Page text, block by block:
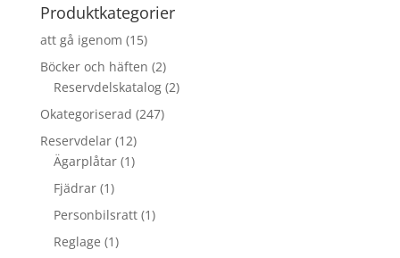
Produktkategorier
att gå igenom (15)
Böcker och häften (2)
Reservdelskatalog (2)
Okategoriserad (247)
Reservdelar (12)
Ägarplåtar (1)
Fjädrar (1)
Personbilsratt (1)
Reglage (1)